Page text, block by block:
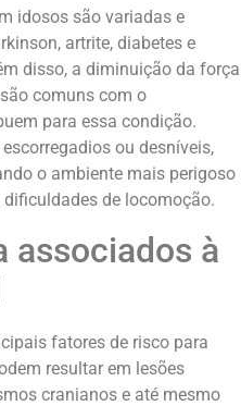
idosos são variadas e
artrite, diabetes e
disso, a diminuição da força
comuns com o
para essa condição.
ou desníveis,
o ambiente mais perigoso
de locomoção.
associados à
fatores de risco para
resultar em lesões
cranianos e até mesmo